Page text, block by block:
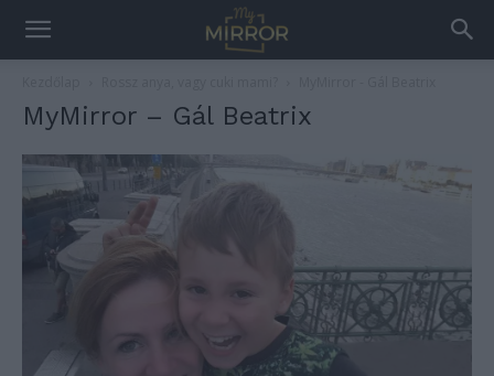
MyMirror – Gál Beatrix